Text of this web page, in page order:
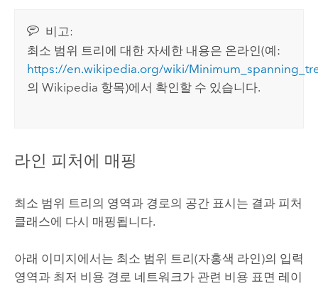
비고:
최소 범위 트리에 대한 자세한 내용은 온라인(예:
https://en.wikipedia.org/wiki/
의 Wikipedia 항목)에서 확인할 수 있습니다.
라인 피처에 매핑
최소 범위 트리의 영역과 경로의 공간 표시는 결과 피처
클래스에 다시 매핑됩니다.
아래 이미지에서는 최소 범위 트리(자홍색 라인)의 입력
영역과 최저 비용 경로 네트워크가 관련 비용 표면 레이